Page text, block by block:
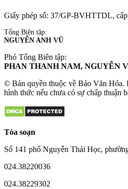
Giấy phép số: 37/GP-BVHTTDL,
Tổng Biên tập:
NGUYỄN ANH VŨ
Phó Tổng Biên tập:
PHAN THANH NAM, NGUYỄN
© Bản quyền thuộc về Báo Văn Hóa.
hình thức nếu chưa có sự chấp thuận
Tòa soạn
Số 141 phố Nguyễn Thái Học,
024.38220036
024.38229302